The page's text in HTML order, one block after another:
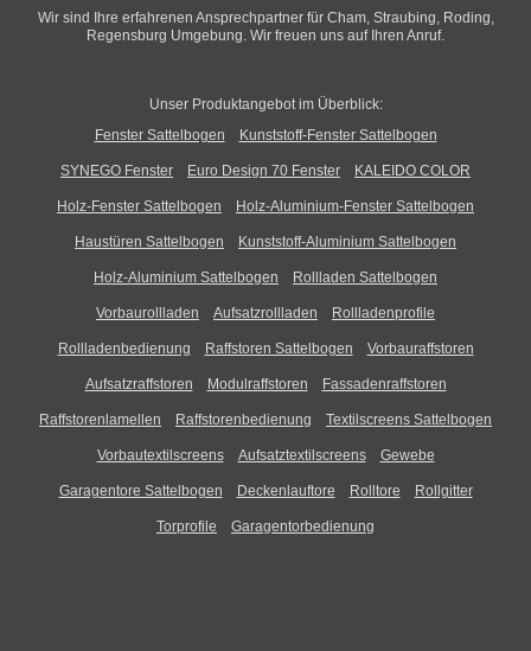
Wir sind Ihre erfahrenen Ansprechpartner für Cham, Straubing, Roding,
Regensburg Umgebung. Wir freuen uns auf Ihren Anruf.
Unser Produktangebot im Überblick:
Fenster Sattelbogen
Kunststoff-Fenster Sattelbogen
SYNEGO Fenster Euro Design 70 Fenster KALEIDO COLOR
Holz-Fenster Sattelbogen Holz-Aluminium-Fenster Sattelbogen
Haustüren Sattelbogen Kunststoff-Aluminium Sattelbogen
Holz-Aluminium Sattelbogen Rollladen Sattelbogen
Vorbaurollladen Aufsatzrollladen Rollladenprofile
Rollladenbedienung Raffstoren Sattelbogen Vorbauraffstoren
Aufsatzraffstoren Modulraffstoren Fassadenraffstoren
Raffstorenlamellen Raffstorenbedienung Textilscreens Sattelbogen
Vorbautextilscreens Aufsatztextilscreens Gewebe
Garagentore Sattelbogen Deckenlauftore Rolltore Rollgitter
Torprofile Garagentorbedienung